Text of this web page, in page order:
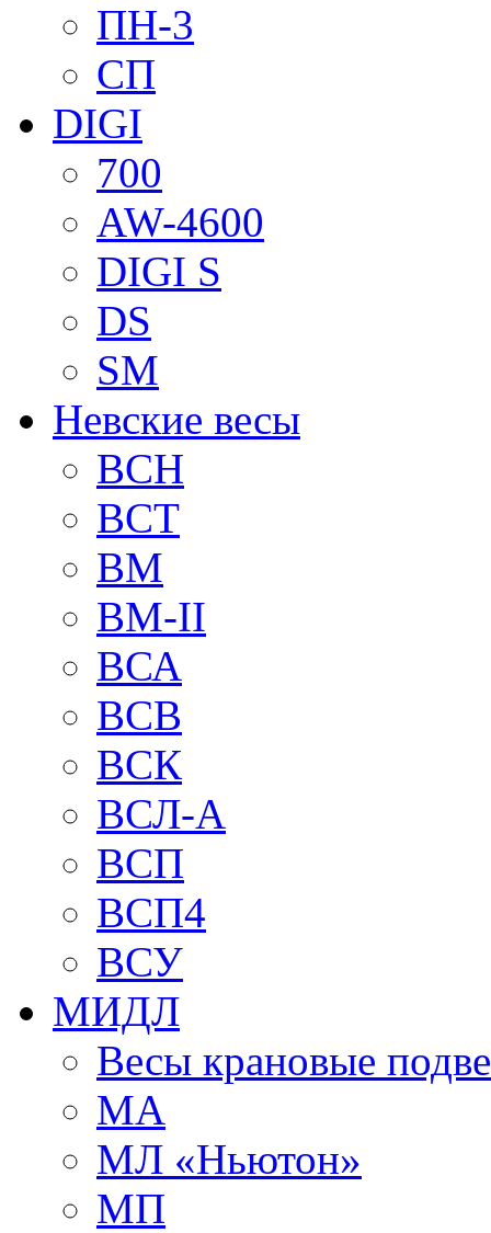
ПН-3
СП
DIGI
700
AW-4600
DIGI S
DS
SM
Невские весы
BCH
BCT
BM
BM-II
ВСА
ВСВ
ВСК
ВСЛ-А
ВСП
ВСП4
ВСУ
МИДЛ
Весы крановые
МА
МЛ «Ньютон»
МП